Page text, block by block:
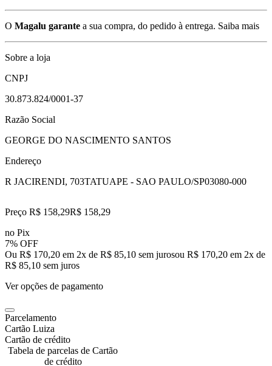
O Magalu garante a sua compra, do pedido à entrega. Saiba mais
Sobre a loja
CNPJ
30.873.824/0001-37
Razão Social
GEORGE DO NASCIMENTO SANTOS
Endereço
R JACIRENDI, 703TATUAPE - SAO PAULO/SP03080-000
Preço R$ 158,29R$ 158,29
no Pix
7% OFF
Ou R$ 170,20 em 2x de R$ 85,10 sem jurosou R$ 170,20 em 2x de
R$ 85,10 sem juros
Ver opções de pagamento
Parcelamento
Cartão Luiza
Cartão de crédito
Tabela de parcelas de Cartão
de crédito